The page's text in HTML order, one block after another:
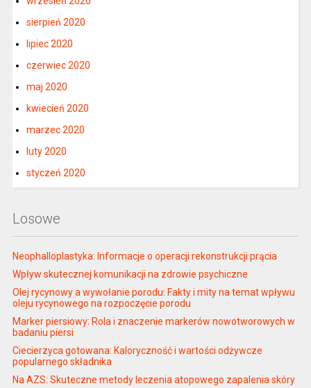
sierpień 2020
lipiec 2020
czerwiec 2020
maj 2020
kwiecień 2020
marzec 2020
luty 2020
styczeń 2020
Losowe
Neophalloplastyka: Informacje o operacji rekonstrukcji prącia
Wpływ skutecznej komunikacji na zdrowie psychiczne
Olej rycynowy a wywołanie porodu: Fakty i mity na temat wpływu
oleju rycynowego na rozpoczęcie porodu
Marker piersiowy: Rola i znaczenie markerów nowotworowych w
badaniu piersi
Ciecierzyca gotowana: Kaloryczność i wartości odżywcze
popularnego składnika
Na AZS: Skuteczne metody leczenia atopowego zapalenia skóry